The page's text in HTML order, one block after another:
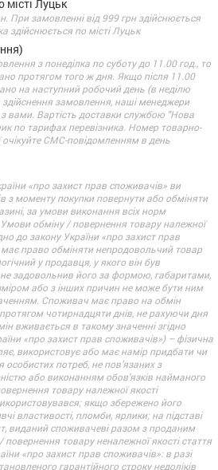
Луцьк
При замовленні від 999 грн здійснюється
по місті Луцьк
з понеділка по суботу до 11.00 год., то
протягом того ж дня. Якщо після 11.00
на наступний робочий день (в неділю
здійснення замовлення, наші менеджери
вами. Вартість доставки службою "Нова
по тарифах перевізника. Номер товарно-
очікуйте СМС-повідомленням в день
«про захист прав споживачів» ви
з моменту покупки повернути або обміняти
за умови виконання всіх норм
обміну / повернення товару належної
до закону України «про захист прав
право обміняти непродовольчий товар
у продавця, у якого він був
задовольнив його за формою, габаритами,
або з інших причин не може бути ним
Споживач має право на обмін
чотирнадцяти днів, не рахуючи дня
вживається в такому значенні згідно
«про захист прав споживачів») – фізична
використовує або має намір придбати чи
потреб, не пов’язаних з
або виконанням обов’язків найманого
товару належної якості
якщо збережено його
властивості, пломби, ярлики; на підставі
виданий споживачеві разом з проданим
товару неналежної якості стаття
«про захист прав споживачів»: в разі
гарантійного строку недоліків